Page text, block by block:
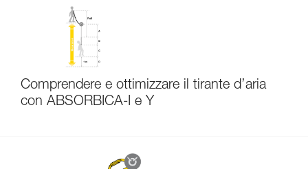
Comprendere e ottimizzare il tirante d’aria
con ABSORBICA-I e Y